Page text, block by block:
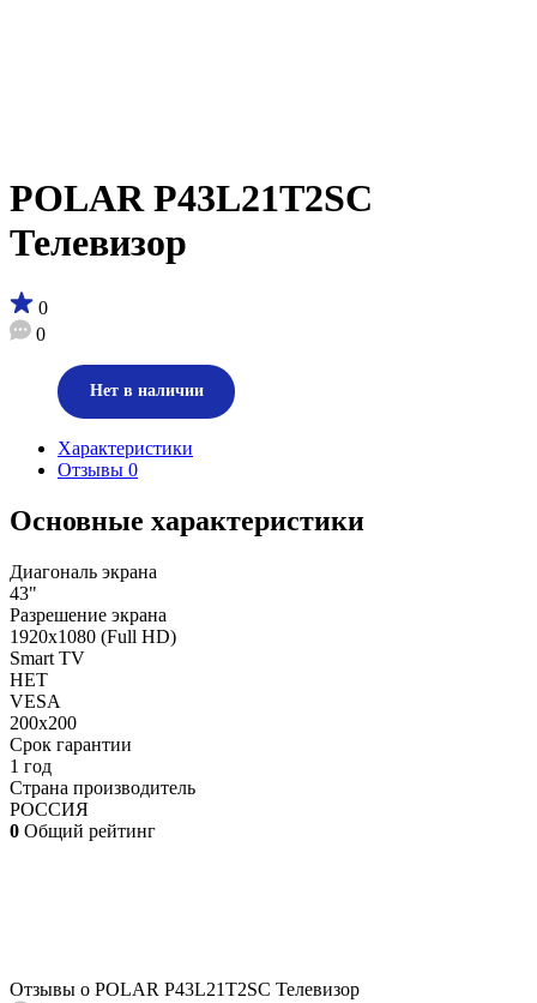
POLAR P43L21T2SC
Телевизор
0
0
Нет в наличии
Характеристики
Отзывы 0
Основные характеристики
Диагональ экрана
43"
Разрешение экрана
1920x1080 (Full HD)
Smart TV
НЕТ
VESA
200х200
Срок гарантии
1 год
Страна производитель
РОССИЯ
0 Общий рейтинг
Отзывы о POLAR P43L21T2SC Телевизор